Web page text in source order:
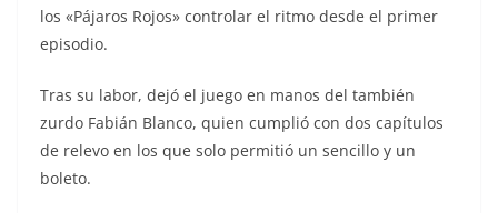
los «Pájaros Rojos» controlar el ritmo desde el primer
episodio.
Tras su labor, dejó el juego en manos del también
zurdo Fabián Blanco, quien cumplió con dos capítulos
de relevo en los que solo permitió un sencillo y un
boleto.